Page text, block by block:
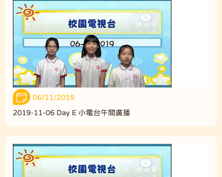
06/11/2019
2019-11-06 Day E 小電台午間廣播